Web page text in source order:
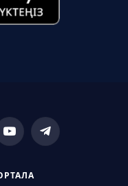
YouTubeTelegram